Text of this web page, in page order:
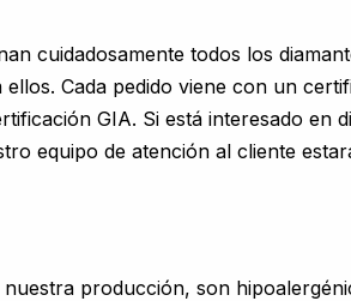
cuidadosamente todos los
Cada pedido viene con un
GIA. Si está interesado en
equipo de atención al cliente
producción, son